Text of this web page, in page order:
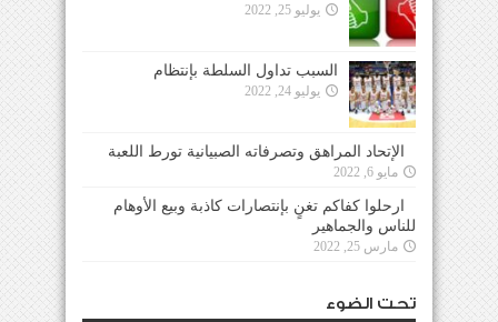
يوليو 25, 2022
السبب تداول السلطة بإنتظام
يوليو 24, 2022
الإتحاد المراهق وتصرفاته الصبيانية تورط اللعبة
مايو 6, 2022
ارحلوا كفاكم تغنٍ بإنتصارات كاذبة وبيع الأوهام
للناس والجماهير
مارس 25, 2022
تحت الضوء